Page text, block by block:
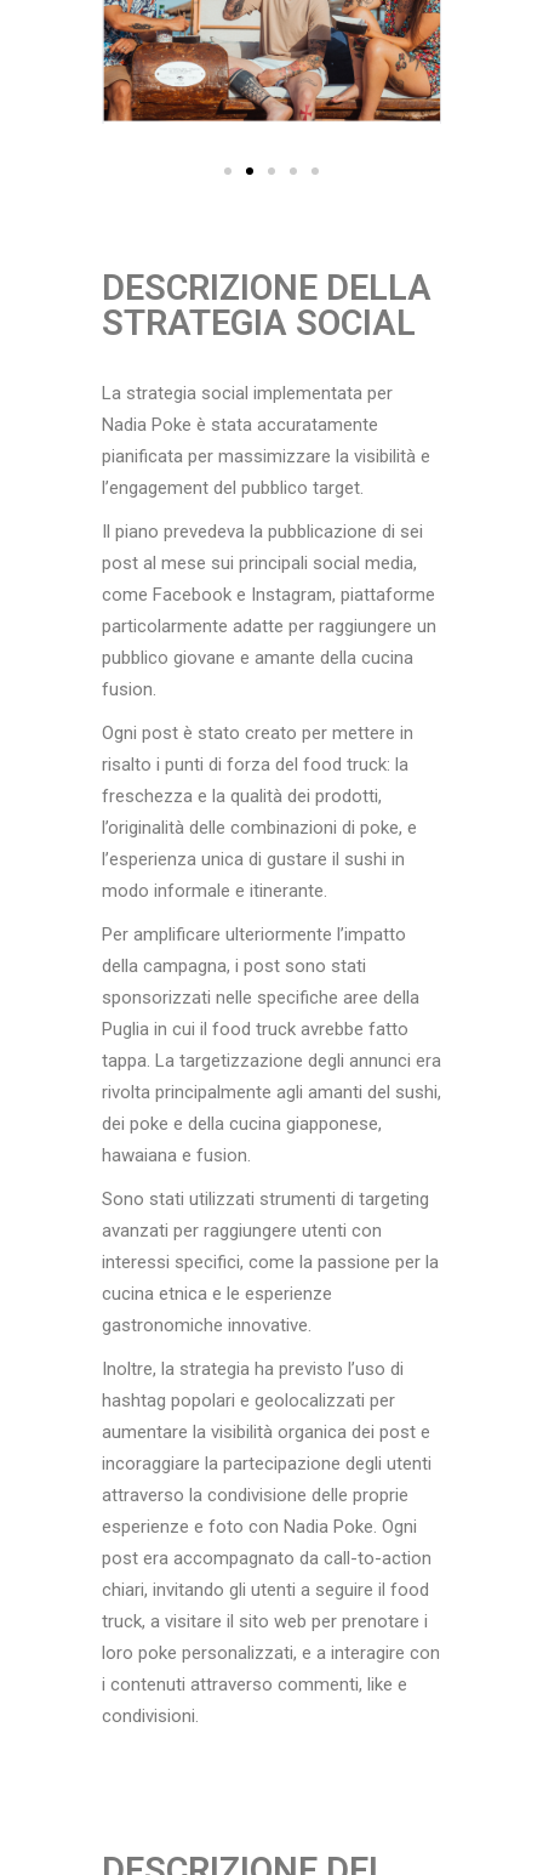
DESCRIZIONE DELLA
STRATEGIA SOCIAL
La strategia social implementata per
Nadia Poke è stata accuratamente
pianificata per massimizzare la visibilità e
l’engagement del pubblico target.
Il piano prevedeva la pubblicazione di sei
post al mese sui principali social media,
come Facebook e Instagram, piattaforme
particolarmente adatte per raggiungere un
pubblico giovane e amante della cucina
fusion.
Ogni post è stato creato per mettere in
risalto i punti di forza del food truck: la
freschezza e la qualità dei prodotti,
l’originalità delle combinazioni di poke, e
l’esperienza unica di gustare il sushi in
modo informale e itinerante.
Per amplificare ulteriormente l’impatto
della campagna, i post sono stati
sponsorizzati nelle specifiche aree della
Puglia in cui il food truck avrebbe fatto
tappa. La targetizzazione degli annunci era
rivolta principalmente agli amanti del sushi,
dei poke e della cucina giapponese,
hawaiana e fusion.
Sono stati utilizzati strumenti di targeting
avanzati per raggiungere utenti con
interessi specifici, come la passione per la
cucina etnica e le esperienze
gastronomiche innovative.
Inoltre, la strategia ha previsto l’uso di
hashtag popolari e geolocalizzati per
aumentare la visibilità organica dei post e
incoraggiare la partecipazione degli utenti
attraverso la condivisione delle proprie
esperienze e foto con Nadia Poke. Ogni
post era accompagnato da call-to-action
chiari, invitando gli utenti a seguire il food
truck, a visitare il sito web per prenotare i
loro poke personalizzati, e a interagire con
i contenuti attraverso commenti, like e
condivisioni.